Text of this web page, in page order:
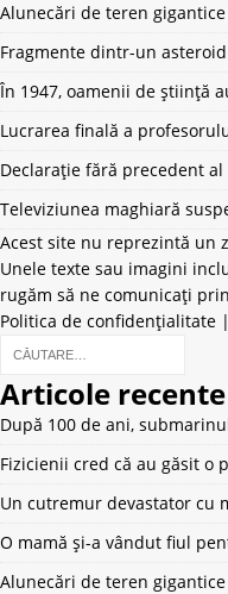
Alunecări de teren
Fragmente dintr-un
În 1947, oamenii de știință
Lucrarea finală a
Declarație fără precedent
Televiziunea maghiară
Acest site nu reprezintă un
Unele texte sau imagini
rugăm să ne comunicați
Politica de confidențialitate |
Articole recente
După 100 de ani,
Fizicienii cred că au găsit o
Un cutremur devastator cu
O mamă și-a vândut fiul
Alunecări de teren